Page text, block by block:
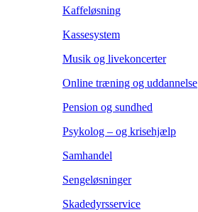
Kaffeløsning
Kassesystem
Musik og livekoncerter
Online træning og uddannelse
Pension og sundhed
Psykolog – og krisehjælp
Samhandel
Sengeløsninger
Skadedyrsservice